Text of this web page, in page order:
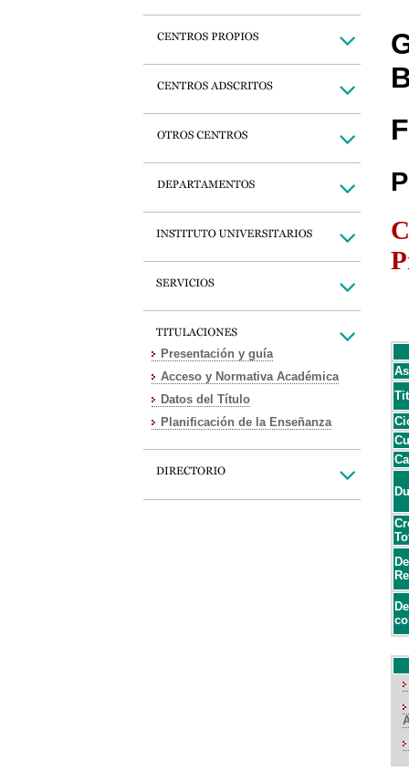
Presentación y guía
Acceso y Normativa Académica
Datos del Título
Planificación de la Enseñanza